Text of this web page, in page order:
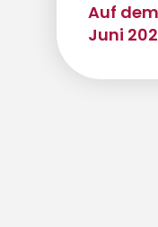
Auf
Juni